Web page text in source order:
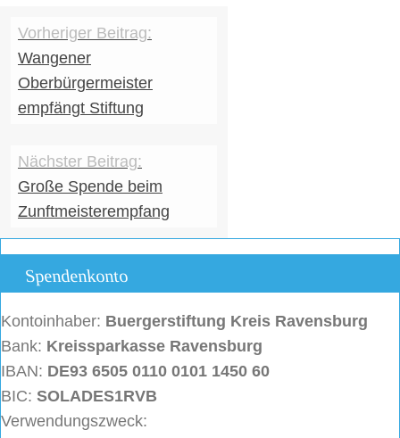
Wangener
Oberbürgermeister
empfängt Stiftung
Große Spende beim
Zunftmeisterempfang
Spendenkonto
Kontoinhaber: Buergerstiftung Kreis Ravensburg
Bank: Kreissparkasse Ravensburg
IBAN: DE93 6505 0110 0101 1450 60
BIC: SOLADES1RVB
Verwendungszweck: